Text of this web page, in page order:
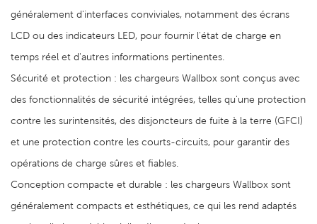
généralement d'interfaces conviviales, notamment des écrans
LCD ou des indicateurs LED, pour fournir l'état de charge en
temps réel et d'autres informations pertinentes.
Sécurité et protection : les chargeurs Wallbox sont conçus avec
des fonctionnalités de sécurité intégrées, telles qu'une protection
contre les surintensités, des disjoncteurs de fuite à la terre (GFCI)
et une protection contre les courts-circuits, pour garantir des
opérations de charge sûres et fiables.
Conception compacte et durable : les chargeurs Wallbox sont
généralement compacts et esthétiques, ce qui les rend adaptés